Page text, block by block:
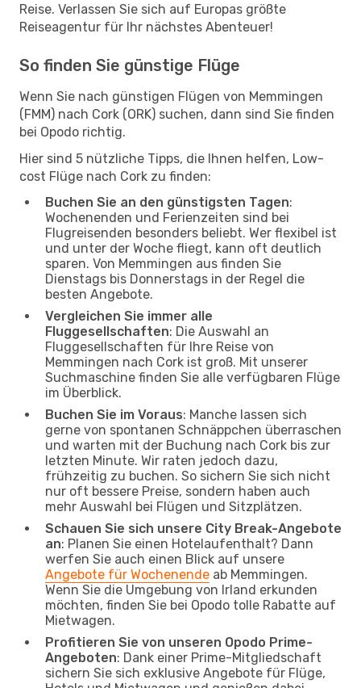
Reise. Verlassen Sie sich auf Europas größte
Reiseagentur für Ihr nächstes Abenteuer!
So finden Sie günstige Flüge
Wenn Sie nach günstigen Flügen von Memmingen
(FMM) nach Cork (ORK) suchen, dann sind Sie finden
bei Opodo richtig.
Hier sind 5 nützliche Tipps, die Ihnen helfen, Low-
cost Flüge nach Cork zu finden:
Buchen Sie an den günstigsten Tagen:
Wochenenden und Ferienzeiten sind bei
Flugreisenden besonders beliebt. Wer flexibel ist
und unter der Woche fliegt, kann oft deutlich
sparen. Von Memmingen aus finden Sie
Dienstags bis Donnerstags in der Regel die
besten Angebote.
Vergleichen Sie immer alle
Fluggesellschaften: Die Auswahl an
Fluggesellschaften für Ihre Reise von
Memmingen nach Cork ist groß. Mit unserer
Suchmaschine finden Sie alle verfügbaren Flüge
im Überblick.
Buchen Sie im Voraus: Manche lassen sich
gerne von spontanen Schnäppchen überraschen
und warten mit der Buchung nach Cork bis zur
letzten Minute. Wir raten jedoch dazu,
frühzeitig zu buchen. So sichern Sie sich nicht
nur oft bessere Preise, sondern haben auch
mehr Auswahl bei Flügen und Sitzplätzen.
Schauen Sie sich unsere City Break-Angebote
an: Planen Sie einen Hotelaufenthalt? Dann
werfen Sie auch einen Blick auf unsere
Angebote für Wochenende ab Memmingen.
Wenn Sie die Umgebung von Irland erkunden
möchten, finden Sie bei Opodo tolle Rabatte auf
Mietwagen.
Profitieren Sie von unseren Opodo Prime-
Angeboten: Dank einer Prime-Mitgliedschaft
sichern Sie sich exklusive Angebote für Flüge,